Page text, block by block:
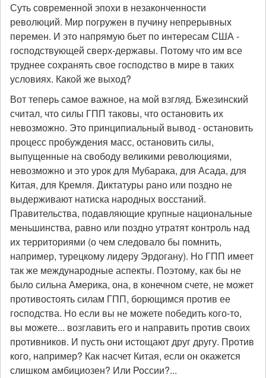
Суть современной эпохи в незаконченности
революций. Мир погружен в пучину непрерывных
перемен. И это напрямую бьет по интересам США -
господствующей сверх-державы. Потому что им все
труднее сохранять свое господство в мире в таких
условиях. Какой же выход?
Вот теперь самое важное, на мой взгляд. Бжезинский
считал, что силы ГПП таковы, что остановить их
невозможно. Это принципиальный вывод - остановить
процесс пробуждения масс, остановить силы,
выпущенные на свободу великими революциями,
невозможно и это урок для Мубарака, для Асада, для
Китая, для Кремля. Диктатуры рано или поздно не
выдерживают натиска народных восстаний.
Правительства, подавляющие крупные национальные
меньшинства, равно или поздно утратят контроль над
их территориями (о чем следовало бы помнить,
например, турецкому лидеру Эрдогану). Но ГПП имеет
так же международные аспекты. Поэтому, как бы не
было сильна Америка, она, в конечном счете, не может
противостоять силам ГПП, борющимся против ее
господства. Но если вы не можете победить кого-то,
вы можете... возглавить его и направить против своих
противников. И пусть они истощают друг другу. Против
кого, например? Как насчет Китая, если он окажется
слишком амбициозен? Или России?...